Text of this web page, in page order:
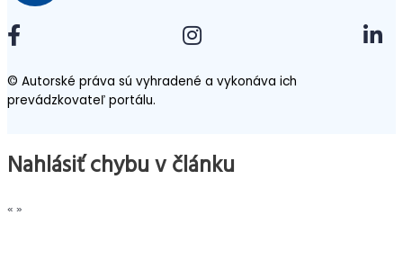
© Autorské práva sú vyhradené a vykonáva ich
prevádzkovateľ portálu.
Nahlásiť chybu v článku
«»